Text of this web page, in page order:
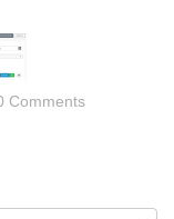
Comments